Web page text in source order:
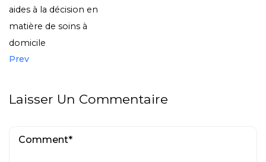
aides à la décision en
matière de soins à
domicile
Prev
Laisser Un Commentaire